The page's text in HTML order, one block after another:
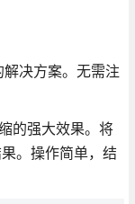
决方案。无需注
的强大效果。将
。操作简单，结